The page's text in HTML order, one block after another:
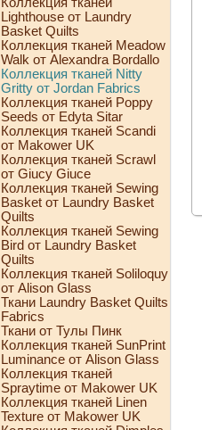
Lighthouse от Laundry
Basket Quilts
Коллекция тканей Meadow
Walk от Alexandra Bordallo
Коллекция тканей Nitty
Gritty от Jordan Fabrics
Коллекция тканей Poppy
Seeds от Edyta Sitar
Коллекция тканей Scandi
от Makower UK
Коллекция тканей Scrawl
от Giucy Giuce
Коллекция тканей Sewing
Basket от Laundry Basket
Quilts
Коллекция тканей Sewing
Bird от Laundry Basket
Quilts
Коллекция тканей Soliloquy
от Alison Glass
Ткани Laundry Basket Quilts
Fabrics
Ткани от Тулы Пинк
Коллекция тканей SunPrint
Luminance от Alison Glass
Коллекция тканей
Spraytime от Makower UK
Коллекция тканей Linen
Texture от Makower UK